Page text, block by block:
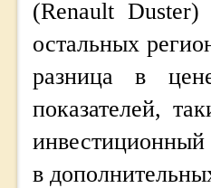
(Renault
остальных
разница в
показателей,
инвестиционный
в